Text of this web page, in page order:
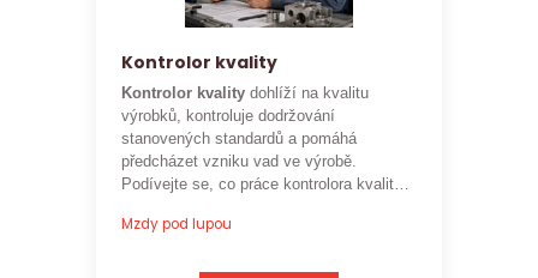
Kontrolor kvality
Kontrolor kvalitydohlíží na kvalitu
výrobků, kontroluje dodržování
stanovených standardů a pomáhá
předcházet vzniku vad ve výrobě.
Podívejte se, co práce kontrolora kvality
ohodnocení této profese
Mzdy pod lupou